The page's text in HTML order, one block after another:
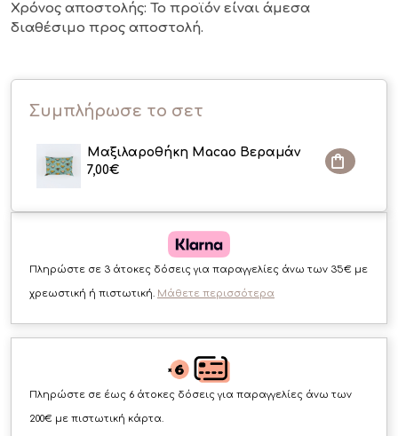
Χρόνος αποστολής: Το προϊόν είναι άμεσα
διαθέσιμο προς αποστολή.
Συμπλήρωσε το σετ
Μαξιλαροθήκη Macao Βεραμάν
7,00€
Πληρώστε σε 3 άτοκες δόσεις για παραγγελίες άνω των 35€ με
χρεωστική ή πιστωτική. Μάθετε περισσότερα
Πληρώστε σε έως 6 άτοκες δόσεις για παραγγελίες άνω των
200€ με πιστωτική κάρτα.